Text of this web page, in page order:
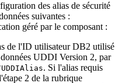
des alias de sécurité
suivantes :
géré par le composant :
de l'ID utilisateur DB2 utilisé
UDDI Version 2, par
UDDIAlias. Si l'alias requis
2 de la rubrique